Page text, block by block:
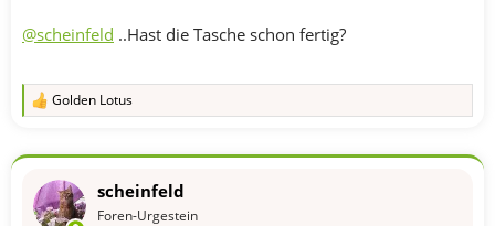
@scheinfeld ..Hast die Tasche schon fertig?
R
k
o
Golden Lotus
scheinfeld
Foren-Urgestein